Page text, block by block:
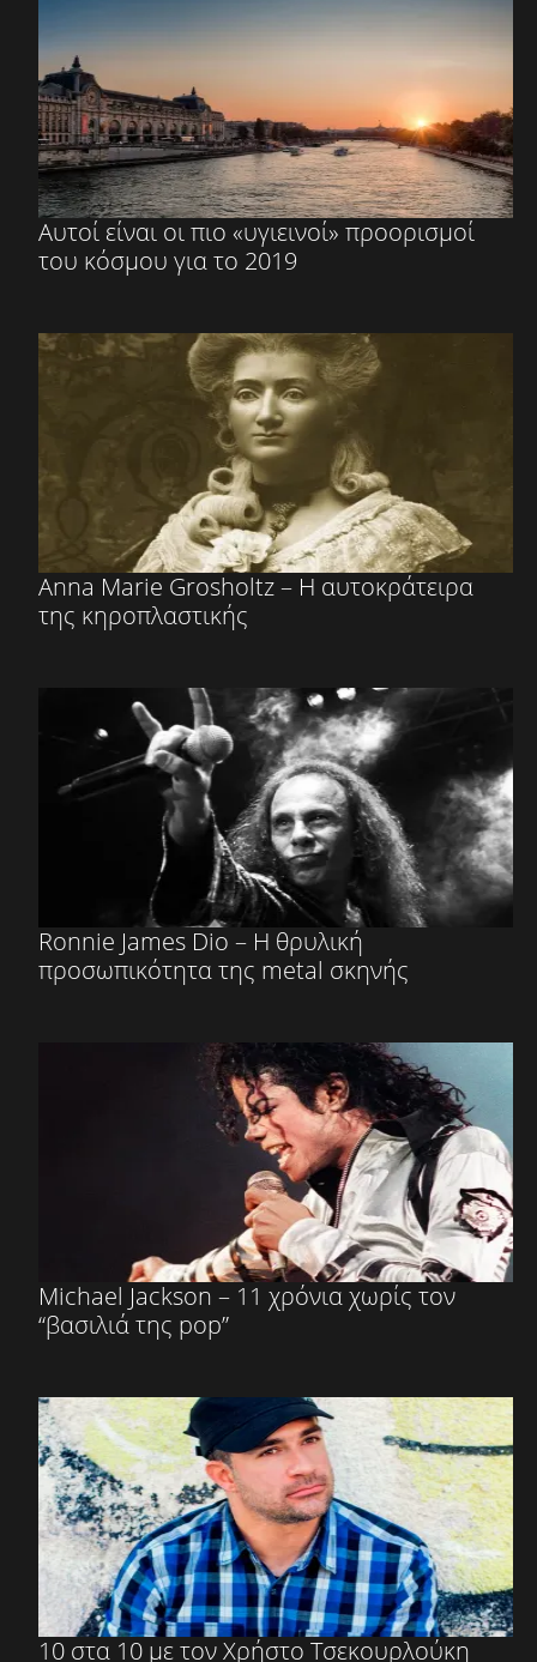
Αυτοί είναι οι πιο «υγιεινοί» προορισμοί
του κόσμου για το 2019
Anna Marie Grosholtz – Η αυτοκράτειρα
της κηροπλαστικής
Ronnie James Dio – Η θρυλική
προσωπικότητα της metal σκηνής
Michael Jackson – 11 χρόνια χωρίς τον
“βασιλιά της pop”
10 στα 10 με τον Χρήστο Τσεκουρλούκη